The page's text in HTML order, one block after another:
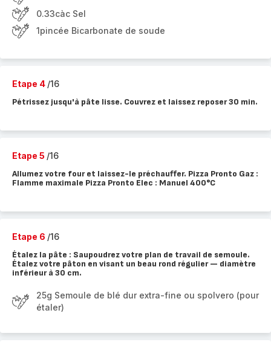
0.33càc Sel
1pincée Bicarbonate de soude
Etape 4 /16
Pétrissez jusqu'à pâte lisse. Couvrez et laissez reposer 30 min.
Etape 5 /16
Allumez votre four et laissez-le préchauffer. Pizza Pronto Gaz :
Flamme maximale Pizza Pronto Elec : Manuel 400°C
Etape 6 /16
Étalez la pâte : Saupoudrez votre plan de travail de semoule.
Étalez votre pâton en visant un beau rond régulier — diamètre
inférieur à 30 cm.
25g Semoule de blé dur extra-fine ou spolvero (pour
étaler)